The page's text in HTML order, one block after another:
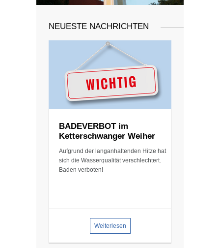
BÜRGERSERVICE ONLINE
SPORT
NEUESTE NACHRICHTEN
BADEVERBOT im
Ketterschwanger Weiher
Aufgrund der langanhaltenden Hitze hat
sich die Wasserqualität verschlechtert.
Baden verboten!
Weiterlesen